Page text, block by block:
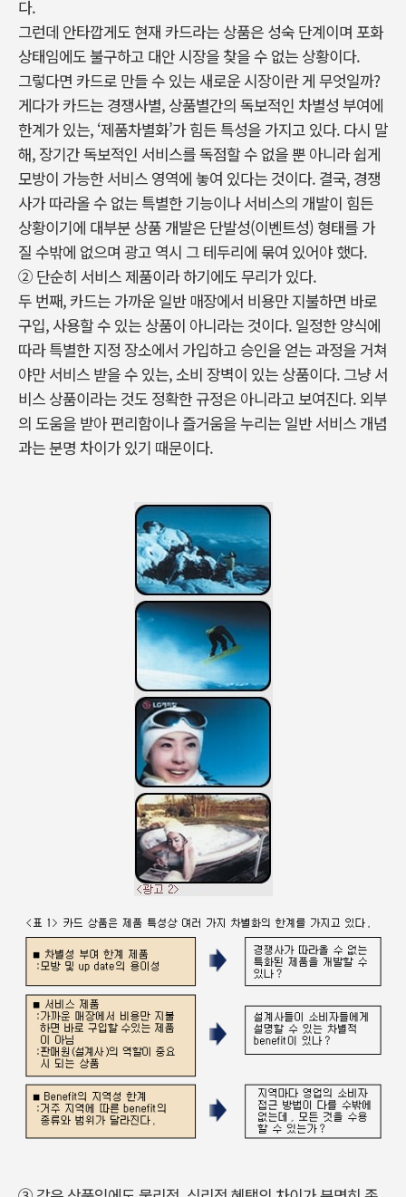
다.
그런데 안타깝게도 현재 카드라는 상품은 성숙 단계이며 포화
상태임에도 불구하고 대안 시장을 찾을 수 없는 상황이다.
그렇다면 카드로 만들 수 있는 새로운 시장이란 게 무엇일까?
게다가 카드는 경쟁사별, 상품별간의 독보적인 차별성 부여에
한계가 있는, ‘제품차별화’가 힘든 특성을 가지고 있다. 다시 말
해, 장기간 독보적인 서비스를 독점할 수 없을 뿐 아니라 쉽게
모방이 가능한 서비스 영역에 놓여 있다는 것이다. 결국, 경쟁
사가 따라올 수 없는 특별한 기능이나 서비스의 개발이 힘든
상황이기에 대부분 상품 개발은 단발성(이벤트성) 형태를 가
질 수밖에 없으며 광고 역시 그 테두리에 묶여 있어야 했다.
② 단순히 서비스 제품이라 하기에도 무리가 있다.
두 번째, 카드는 가까운 일반 매장에서 비용만 지불하면 바로
구입, 사용할 수 있는 상품이 아니라는 것이다. 일정한 양식에
따라 특별한 지정 장소에서 가입하고 승인을 얻는 과정을 거쳐
야만 서비스 받을 수 있는, 소비 장벽이 있는 상품이다. 그냥 서
비스 상품이라는 것도 정확한 규정은 아니라고 보여진다. 외부
의 도움을 받아 편리함이나 즐거움을 누리는 일반 서비스 개념
과는 분명 차이가 있기 때문이다.